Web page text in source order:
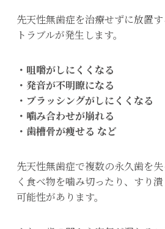
先天性無歯症を治療せずに放置
トラブルが発生します。
・咀嚼がしにくくなる
・発音が不明瞭になる
・ブラッシングがしにくくなる
・噛み合わせが崩れる
・歯槽骨が痩せる など
先天性無歯症で複数の永久歯を
く食べ物を噛み切ったり、すり
可能性があります。